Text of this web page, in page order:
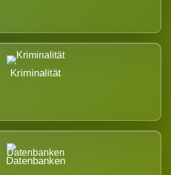
Kriminalität
Datenbanken